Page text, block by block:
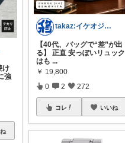
け
強
takaz:イケオジをめざすサラリーマン
【40代、バッグで“差”が出
る】 正直 安っぽいリュック
はも ...
￥ 19,800
0 2 272
コレ いいね